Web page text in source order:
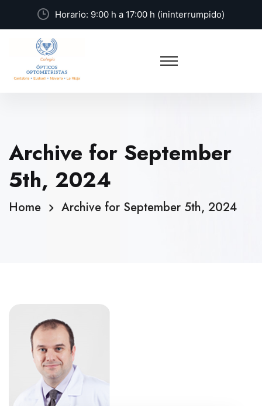
Horario: 9:00 h a 17:00 h (ininterrumpido)
Archive for September
5th, 2024
Home Archive for September 5th, 2024